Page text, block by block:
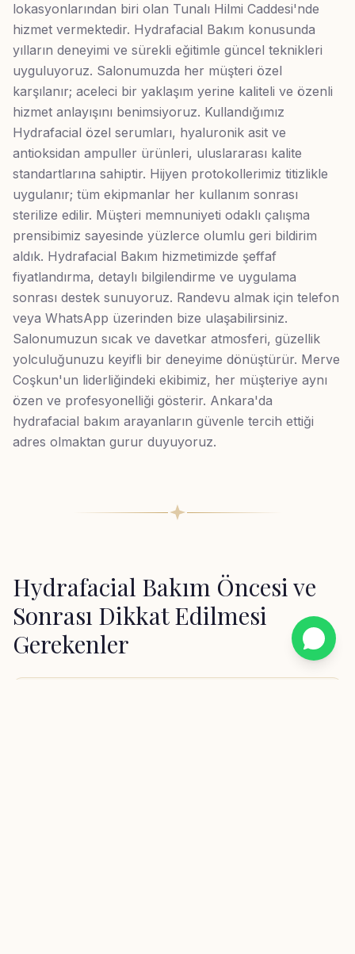
lokasyonlarından biri olan Tunalı Hilmi Caddesi'nde
hizmet vermektedir. Hydrafacial Bakım konusunda
yılların deneyimi ve sürekli eğitimle güncel teknikleri
uyguluyoruz. Salonumuzda her müşteri özel
karşılanır; aceleci bir yaklaşım yerine kaliteli ve özenli
hizmet anlayışını benimsiyoruz. Kullandığımız
Hydrafacial özel serumları, hyaluronik asit ve
antioksidan ampuller ürünleri, uluslararası kalite
standartlarına sahiptir. Hijyen protokollerimiz titizlikle
uygulanır; tüm ekipmanlar her kullanım sonrası
sterilize edilir. Müşteri memnuniyeti odaklı çalışma
prensibimiz sayesinde yüzlerce olumlu geri bildirim
aldık. Hydrafacial Bakım hizmetimizde şeffaf
fiyatlandırma, detaylı bilgilendirme ve uygulama
sonrası destek sunuyoruz. Randevu almak için telefon
veya WhatsApp üzerinden bize ulaşabilirsiniz.
Salonumuzun sıcak ve davetkar atmosferi, güzellik
yolculuğunuzu keyifli bir deneyime dönüştürür. Merve
Coşkun'un liderliğindeki ekibimiz, her müşteriye aynı
özen ve profesyonelliği gösterir. Ankara'da
hydrafacial bakım arayanların güvenle tercih ettiği
adres olmaktan gurur duyuyoruz.
Hydrafacial Bakım Öncesi ve
Sonrası Dikkat Edilmesi
Gerekenler